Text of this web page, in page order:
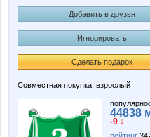
Добавить в друзья
Игнорировать
Сделать подарок
Совместная покупка: взрослый
44838
-9 ↓